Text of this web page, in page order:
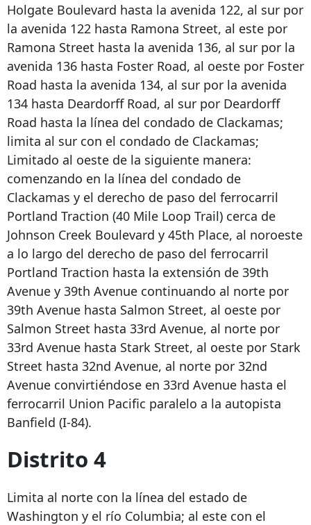
Holgate Boulevard hasta la avenida 122, al sur por
la avenida 122 hasta Ramona Street, al este por
Ramona Street hasta la avenida 136, al sur por la
avenida 136 hasta Foster Road, al oeste por Foster
Road hasta la avenida 134, al sur por la avenida
134 hasta Deardorff Road, al sur por Deardorff
Road hasta la línea del condado de Clackamas;
limita al sur con el condado de Clackamas;
Limitado al oeste de la siguiente manera:
comenzando en la línea del condado de
Clackamas y el derecho de paso del ferrocarril
Portland Traction (40 Mile Loop Trail) cerca de
Johnson Creek Boulevard y 45th Place, al noroeste
a lo largo del derecho de paso del ferrocarril
Portland Traction hasta la extensión de 39th
Avenue y 39th Avenue continuando al norte por
39th Avenue hasta Salmon Street, al oeste por
Salmon Street hasta 33rd Avenue, al norte por
33rd Avenue hasta Stark Street, al oeste por Stark
Street hasta 32nd Avenue, al norte por 32nd
Avenue convirtiéndose en 33rd Avenue hasta el
ferrocarril Union Pacific paralelo a la autopista
Banfield (I-84).
Distrito 4
Limita al norte con la línea del estado de
Washington y el río Columbia; al este con el